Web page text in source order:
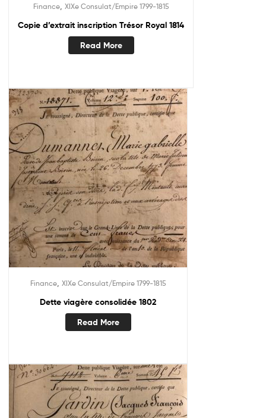
Finance, XIXe Consulat/Empire 1799-1815
Copie d’extrait inscription Trésor Royal 1814
Read More
Finance, XIXe Consulat/Empire 1799-1815
Dette viagère consolidée 1802
Read More